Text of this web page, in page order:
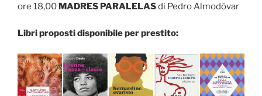
ore 18,00 MADRES PARALELASdi Pedro Almodóvar
Libri proposti disponibile per prestito: